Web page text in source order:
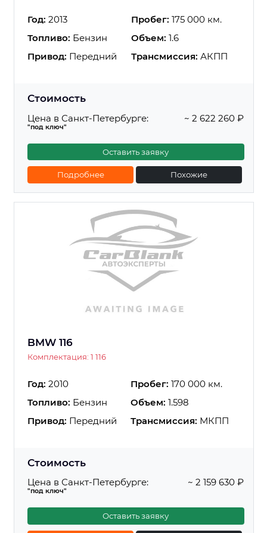
Год: 2013 Пробег: 175 000 км.
Топливо: Бензин Объем: 1.6
Привод: Передний Трансмиссия: АКПП
Стоимость
Цена в Санкт-Петербурге:
"под ключ"
~ 2 622 260 ₽
Оставить заявку
Подробнее Похожие
BMW 116
Комплектация: 1 116
Год: 2010 Пробег: 170 000 км.
Топливо: Бензин Объем: 1.598
Привод: Передний Трансмиссия: МКПП
Стоимость
Цена в Санкт-Петербурге:
"под ключ"
~ 2 159 630 ₽
Оставить заявку